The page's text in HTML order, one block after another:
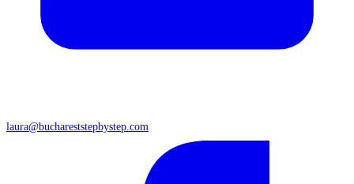
laura@buchareststepbystep.com